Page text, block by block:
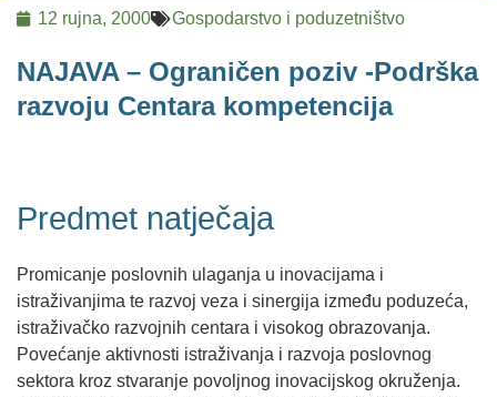
12 rujna, 2000 Gospodarstvo i poduzetništvo
NAJAVA – Ograničen poziv -Podrška
razvoju Centara kompetencija
Predmet natječaja
Promicanje poslovnih ulaganja u inovacijama i
istraživanjima te razvoj veza i sinergija između poduzeća,
istraživačko razvojnih centara i visokog obrazovanja.
Povećanje aktivnosti istraživanja i razvoja poslovnog
sektora kroz stvaranje povoljnog inovacijskog okruženja.